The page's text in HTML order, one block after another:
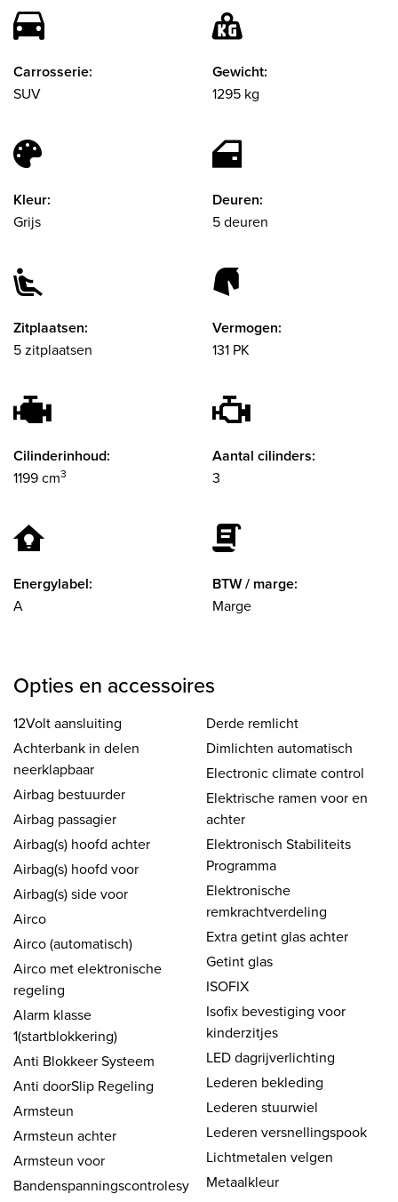
Carrosserie:
SUV
Gewicht:
1295 kg
Kleur:
Grijs
Deuren:
5 deuren
Zitplaatsen:
5 zitplaatsen
Vermogen:
131 PK
Cilinderinhoud:
1199 cm3
Aantal cilinders:
3
Energylabel:
A
BTW / marge:
Marge
Opties en accessoires
12Volt aansluiting
Achterbank in delen
neerklapbaar
Airbag bestuurder
Airbag passagier
Airbag(s) hoofd achter
Airbag(s) hoofd voor
Airbag(s) side voor
Airco
Airco (automatisch)
Airco met elektronische
regeling
Alarm klasse
1(startblokkering)
Anti Blokkeer Systeem
Anti doorSlip Regeling
Armsteun
Armsteun achter
Armsteun voor
Bandenspanningscontrolesy
Derde remlicht
Dimlichten automatisch
Electronic climate control
Elektrische ramen voor en
achter
Elektronisch Stabiliteits
Programma
Elektronische
remkrachtverdeling
Extra getint glas achter
Getint glas
ISOFIX
Isofix bevestiging voor
kinderzitjes
LED dagrijverlichting
Lederen bekleding
Lederen stuurwiel
Lederen versnellingspook
Lichtmetalen velgen
Metaalkleur